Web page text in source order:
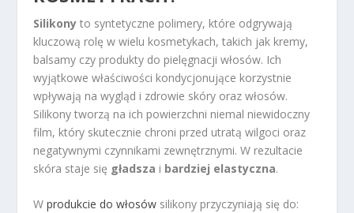
Silikony to syntetyczne polimery, które odgrywają
kluczową rolę w wielu kosmetykach, takich jak kremy,
balsamy czy produkty do pielęgnacji włosów. Ich
wyjątkowe właściwości kondycjonujące korzystnie
wpływają na wygląd i zdrowie skóry oraz włosów.
Silikony tworzą na ich powierzchni niemal niewidoczny
film, który skutecznie chroni przed utratą wilgoci oraz
negatywnymi czynnikami zewnętrznymi. W rezultacie
skóra staje się gładsza i bardziej elastyczna.
Wprodukcie do włosów silikony przyczyniają się do: